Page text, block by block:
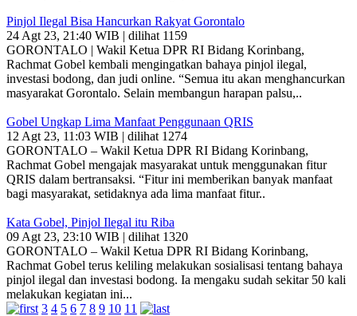
Pinjol Ilegal Bisa Hancurkan Rakyat Gorontalo
24 Agt 23, 21:40 WIB | dilihat 1159
GORONTALO | Wakil Ketua DPR RI Bidang Korinbang,
Rachmat Gobel kembali mengingatkan bahaya pinjol ilegal,
investasi bodong, dan judi online. “Semua itu akan menghancurkan
masyarakat Gorontalo. Selain membangun harapan palsu,..
Gobel Ungkap Lima Manfaat Penggunaan QRIS
12 Agt 23, 11:03 WIB | dilihat 1274
GORONTALO – Wakil Ketua DPR RI Bidang Korinbang,
Rachmat Gobel mengajak masyarakat untuk menggunakan fitur
QRIS dalam bertransaksi. “Fitur ini memberikan banyak manfaat
bagi masyarakat, setidaknya ada lima manfaat fitur..
Kata Gobel, Pinjol Ilegal itu Riba
09 Agt 23, 23:10 WIB | dilihat 1320
GORONTALO – Wakil Ketua DPR RI Bidang Korinbang,
Rachmat Gobel terus keliling melakukan sosialisasi tentang bahaya
pinjol ilegal dan investasi bodong. Ia mengaku sudah sekitar 50 kali
melakukan kegiatan ini...
3 4 5 6 7 8 9 10 11